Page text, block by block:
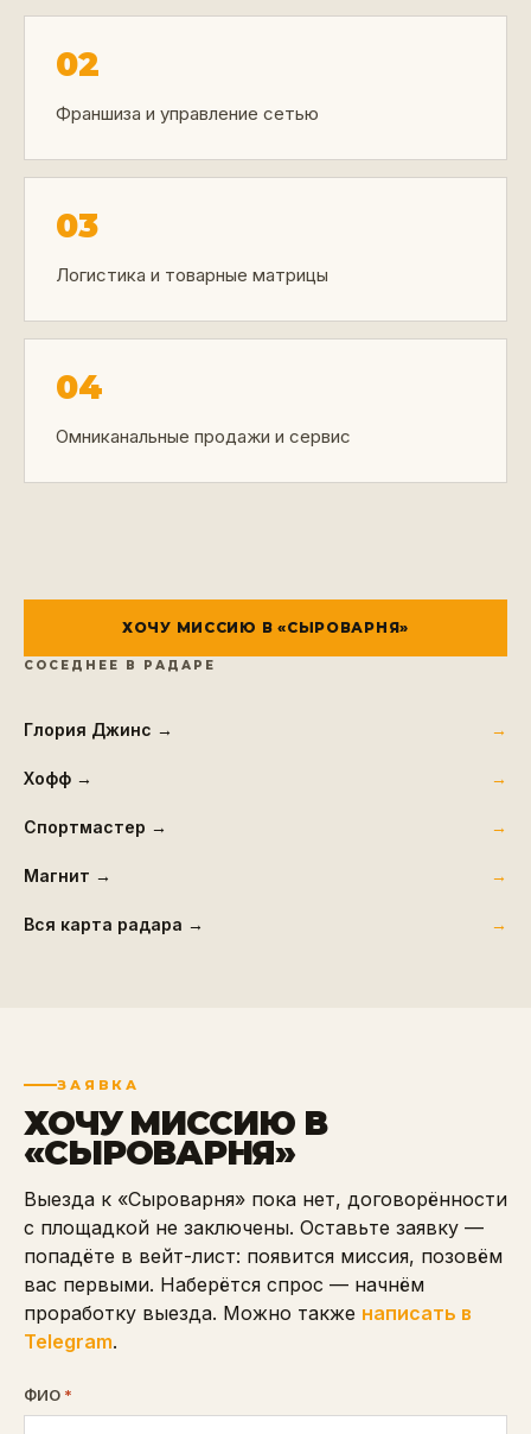
02
Франшиза и управление сетью
03
Логистика и товарные матрицы
04
Омниканальные продажи и сервис
ХОЧУ МИССИЮ В «СЫРОВАРНЯ»
СОСЕДНЕЕ В РАДАРЕ
Глория Джинс →
Хофф →
Спортмастер →
Магнит →
Вся карта радара →
ЗАЯВКА
ХОЧУ МИССИЮ В
«СЫРОВАРНЯ»
Выезда к «Сыроварня» пока нет, договорённости
с площадкой не заключены. Оставьте заявку —
попадёте в вейт-лист: появится миссия, позовём
вас первыми. Наберётся спрос — начнём
проработку выезда. Можно также написать в
Telegram.
ФИО *